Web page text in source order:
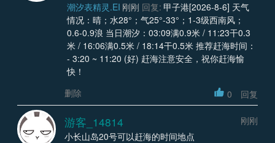
潮汐表精灵.EI 刚刚 回复: 甲子港[2026-8-6] 天气
情况：晴；水28°；气25°-33°；1-3级西南风；
0.6-0.9浪 当日潮汐：03:09满0.9米 / 11:23干0.3
米 / 16:06满0.5米 / 18:14干0.5米 推荐赶海时间：
- 3:20 ~ 11:20 (好) 赶海注意安全，祝你赶海愉
快！
删除
0 回复
游客_14814
刚刚
小长山岛20号可以赶海的时间地点